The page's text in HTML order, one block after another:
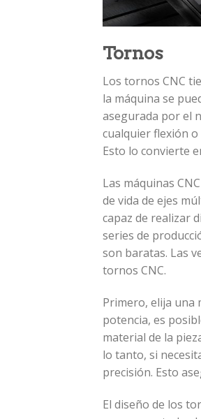
Tornos
Los tornos CNC
la máquina se
asegurada por el
cualquier flexión o
Esto lo convierte
Las máquinas
de vida de ejes
capaz de realizar
series de
son baratas. Las
tornos CNC.
Primero, elija una
potencia, es
material de la
lo tanto, si
precisión. Esto
El diseño de los